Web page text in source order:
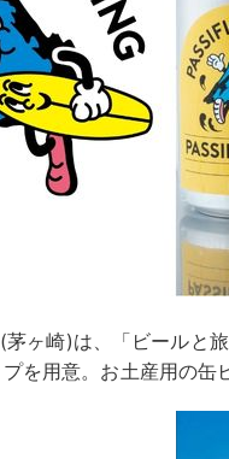
ヶ崎)は、「ビールと
を用意。お土産用の缶